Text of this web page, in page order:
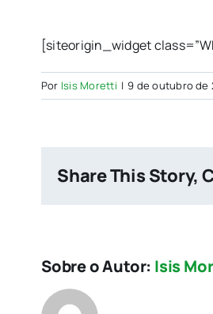
[siteorigin_widget
Por Isis Moretti | 9 de outubro de
Share This Story,
Sobre o Autor: Isis